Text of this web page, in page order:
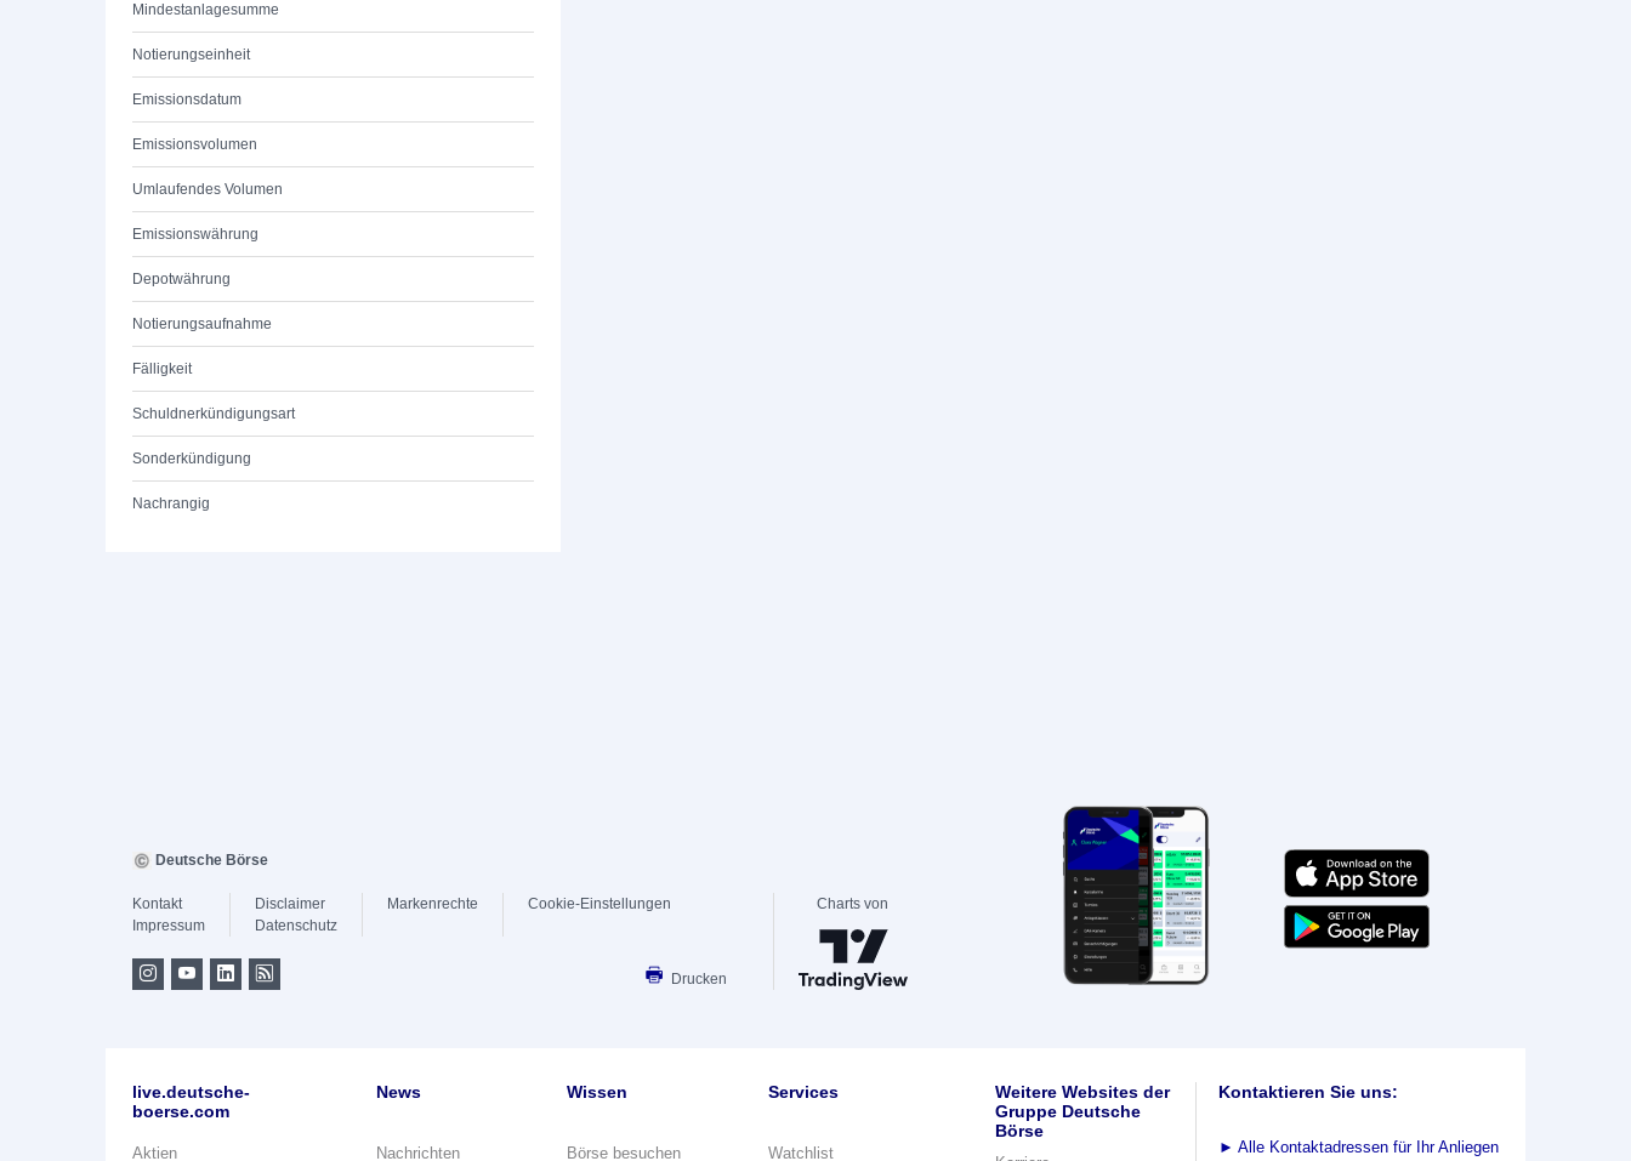
Mindestanlagesumme
Notierungseinheit
Emissionsdatum
Emissionsvolumen
Umlaufendes Volumen
Emissionswährung
Depotwährung
Notierungsaufnahme
Fälligkeit
Schuldnerkündigungsart
Sonderkündigung
Nachrangig
Deutsche Börse
Kontakt
Impressum
Disclaimer
Datenschutz
Markenrechte Cookie-Einstellungen
Drucken
Charts von
live.deutsche-
boerse.com
Aktien
News
Nachrichten
Wissen
Börse besuchen
Services
Watchlist
Weitere Websites der
Gruppe Deutsche
Börse
Kontaktieren Sie uns:
► Alle Kontaktadressen für Ihr Anliegen